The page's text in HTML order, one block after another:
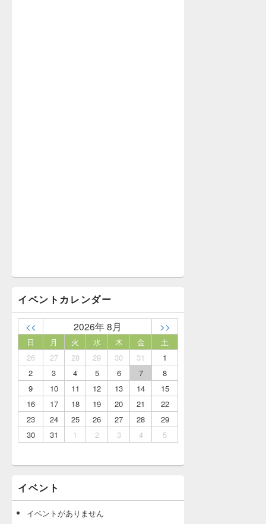
イベントカレンダー
<< 2026年 8月 >>
日 月 火 水 木 金
土
26
27 28 29 30 31
1
2
3 4 5 6 7
8
9
10 11 12 13 14
15
16
17 18 19 20 21
22
23
24 25 26 27 28
29
30
31 1 2 3 4 5
イベント
イベントがありません